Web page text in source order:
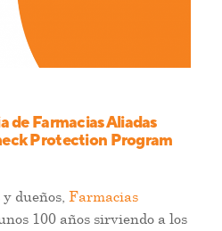
de Farmacias Aliadas
Protection Program
dueños, Farmacias
100 años sirviendo a los